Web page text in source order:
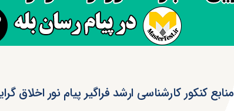
منابع کنکور کارشناسی ارشد فراگیر پیام نور اخلاق